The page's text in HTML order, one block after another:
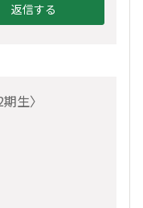
返信する
生〉